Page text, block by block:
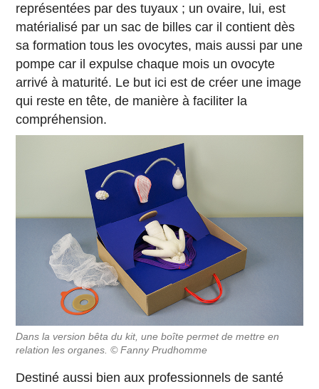
représentées par des tuyaux ; un ovaire, lui, est
matérialisé par un sac de billes car il contient dès
sa formation tous les ovocytes, mais aussi par une
pompe car il expulse chaque mois un ovocyte
arrivé à maturité. Le but ici est de créer une image
qui reste en tête, de manière à faciliter la
compréhension.
Dans la version bêta du kit, une boîte permet de mettre en
relation les organes. © Fanny Prudhomme
Destiné aussi bien aux professionnels de santé